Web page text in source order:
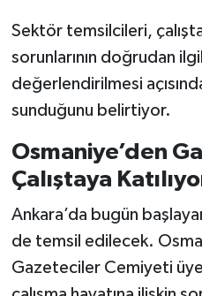
Sektör temsilcileri,
sorunlarının doğrudan
değerlendirilmesi
sunduğunu belirtiyor.
Osmaniye’den
Çalıştaya
Ankara’da bugün
de temsil edilecek.
Gazeteciler Cemiyeti